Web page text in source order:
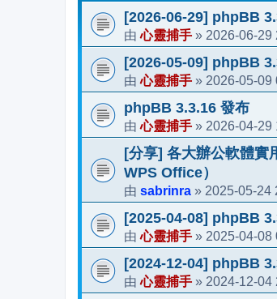
[2026-06-29] phpBB
由心靈捕手 » 2026-06-29
[2026-05-09] phpBB
由心靈捕手 » 2026-05-09
phpBB 3.3.16 發布
由心靈捕手 » 2026-04-29
[分享] 各大辦公軟體
WPS Office）
由 sabrinra » 2025-05-24
[2025-04-08] phpBB
由心靈捕手 » 2025-04-08
[2024-12-04] phpBB
由心靈捕手 » 2024-12-04